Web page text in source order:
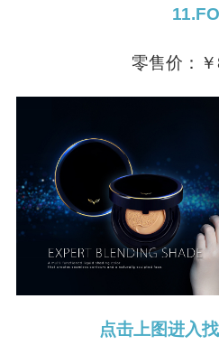
零售价：
点击上图进入